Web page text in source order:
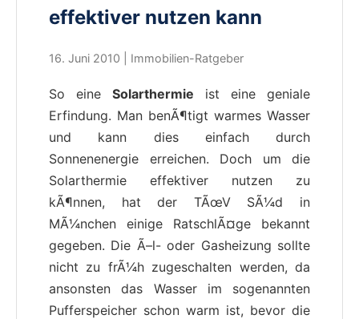
effektiver nutzen kann
16. Juni 2010 | Immobilien-Ratgeber
So eineSolarthermie ist eine geniale
Erfindung. Man benÃ¶tigt warmes Wasser
und kann dies einfach durch
Sonnenenergie erreichen. Doch um die
Solarthermie effektiver nutzen zu
kÃ¶nnen, hat der TÃœV SÃ¼d in
MÃ¼nchen einige RatschlÃ¤ge bekannt
gegeben. Die Ã–l- oder Gasheizung sollte
nicht zu frÃ¼h zugeschalten werden, da
ansonsten das Wasser im sogenannten
Pufferspeicher schon warm ist, bevor die